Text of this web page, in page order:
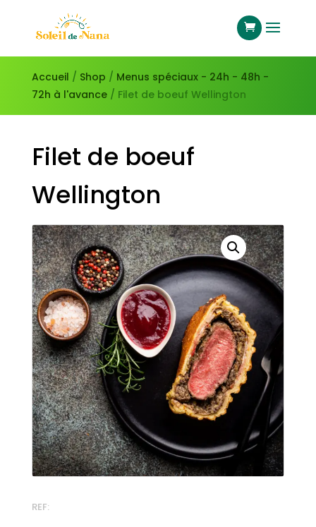
Accueil / Shop / Menus spéciaux - 24h - 48h -
72h à l'avance/ Filet de boeuf Wellington
Filet de boeuf
Wellington
REF: